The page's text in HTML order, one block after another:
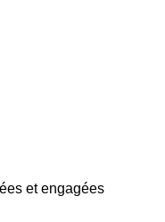
et engagées